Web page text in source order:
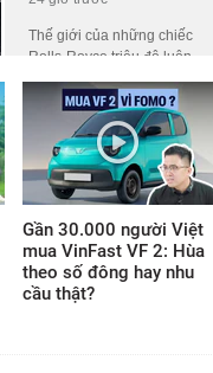
Thế giới của những chiếc
Rolls-Royce triệu đô luôn
phủ một lớp màn bí ẩn khiến
công chúng tò mò. Ở đó, giá
trị không nằm ở những khối
động cơ gầm rú hay logo
lấp lánh, mà ẩn giấu trong
những tiêu chuẩn chế tác
khắt khe thách thức mọi giới
hạn thông thường của thế
giới vật chất.
Gần 30.000 người Việt
mua VinFast VF 2: Hùa
theo số đông hay nhu
cầu thật?